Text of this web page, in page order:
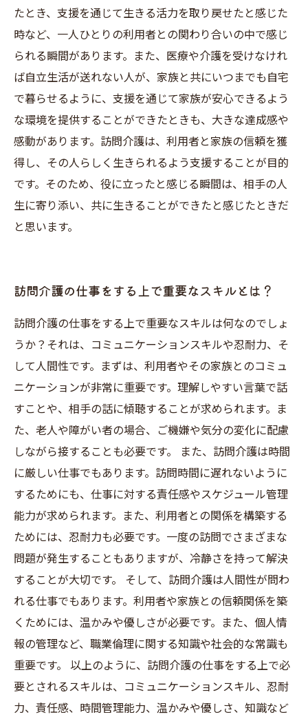
たとき、支援を通じて生きる活力を取り戻せたと感じた
時など、一人ひとりの利用者との関わり合いの中で感じ
られる瞬間があります。また、医療や介護を受けなけれ
ば自立生活が送れない人が、家族と共にいつまでも自宅
で暮らせるように、支援を通じて家族が安心できるよう
な環境を提供することができたときも、大きな達成感や
感動があります。訪問介護は、利用者と家族の信頼を獲
得し、その人らしく生きられるよう支援することが目的
です。そのため、役に立ったと感じる瞬間は、相手の人
生に寄り添い、共に生きることができたと感じたときだ
と思います。
訪問介護の仕事をする上で重要なスキルとは？
訪問介護の仕事をする上で重要なスキルは何なのでしょ
うか？それは、コミュニケーションスキルや忍耐力、そ
して人間性です。まずは、利用者やその家族とのコミュ
ニケーションが非常に重要です。理解しやすい言葉で話
すことや、相手の話に傾聴することが求められます。ま
た、老人や障がい者の場合、ご機嫌や気分の変化に配慮
しながら接することも必要です。 また、訪問介護は時間
に厳しい仕事でもあります。訪問時間に遅れないように
するためにも、仕事に対する責任感やスケジュール管理
能力が求められます。また、利用者との関係を構築する
ためには、忍耐力も必要です。一度の訪問でさまざまな
問題が発生することもありますが、冷静さを持って解決
することが大切です。 そして、訪問介護は人間性が問わ
れる仕事でもあります。利用者や家族との信頼関係を築
くためには、温かみや優しさが必要です。また、個人情
報の管理など、職業倫理に関する知識や社会的な常識も
重要です。 以上のように、訪問介護の仕事をする上で必
要とされるスキルは、コミュニケーションスキル、忍耐
力、責任感、時間管理能力、温かみや優しさ、知識など